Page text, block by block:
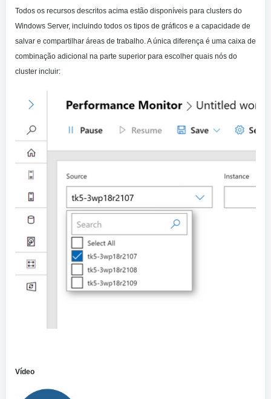
Todos os recursos descritos acima estão disponíveis para clusters do
Windows Server, incluindo todos os tipos de gráficos e a capacidade de
salvar e compartilhar áreas de trabalho. A única diferença é uma caixa de
combinação adicional na parte superior para escolher quais nós do
cluster incluir:
Vídeo